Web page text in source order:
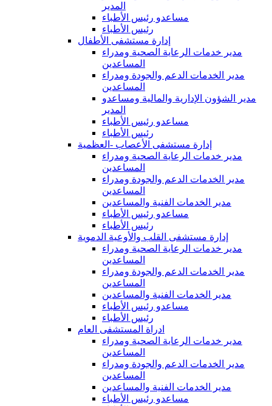
المدير
مساعدو رئيس الأطباء
رئيس الأطباء
إدارة مستشفى الأطفال
مدير خدمات الرعاية الصحية ومدراء
المساعدين
مدير الخدمات الدعم والجودة ومدراء
المساعدين
مدير الشؤون الإدارية والمالية ومساعدو
المدير
مساعدو رئيس الأطباء
رئيس الأطباء
إدارة مستشفى الأعصاب -العظمية
مدير خدمات الرعاية الصحية ومدراء
المساعدين
مدير الخدمات الدعم والجودة ومدراء
المساعدين
مدير الخدمات الفنية والمساعدين
مساعدو رئيس الأطباء
رئيس الأطباء
إدارة مستشفى القلب والأوعية الدموية
مدير خدمات الرعاية الصحية ومدراء
المساعدين
مدير الخدمات الدعم والجودة ومدراء
المساعدين
مدير الخدمات الفنية والمساعدين
مساعدو رئيس الأطباء
رئيس الأطباء
ادراة المستشفى العام
مدير خدمات الرعاية الصحية ومدراء
المساعدين
مدير الخدمات الدعم والجودة ومدراء
المساعدين
مدير الخدمات الفنية والمساعدين
مساعدو رئيس الأطباء